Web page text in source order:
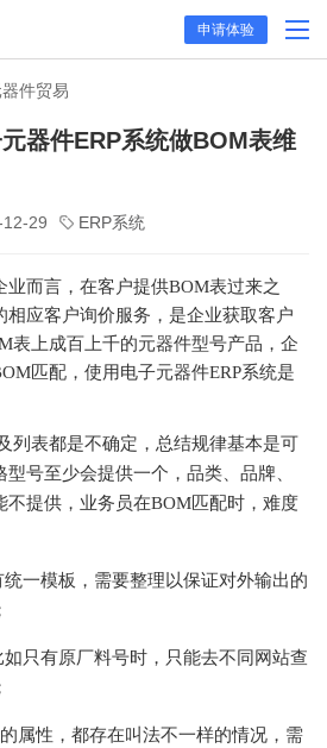
申请体验
器件贸易
器件ERP系统做BOM表维
29 ERP系统
业而言，在客户提供BOM表过来之
相应客户询价服务，是企业获取客户
表上成百上千的元器件型号产品，企
匹配，使用电子元器件ERP系统是
列表都是不确定，总结规律基本是可
号至少会提供一个，品类、品牌、
不提供，业务员在BOM匹配时，难度
一模板，需要整理以保证对外输出的
只有原厂料号时，只能去不同网站查
属性，都存在叫法不一样的情况，需